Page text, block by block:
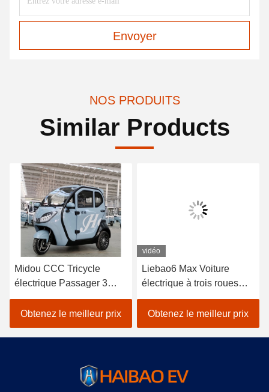
Envoyer
NOS PRODUITS
Similar Products
Midou CCC Tricycle
électrique Passager 3
roues Tricycle électrique
Pour Passager
Obtenez le meilleur prix
vidéo
Liebao6 Max Voiture
électrique à trois roues
électrique à trois roues
Obtenez le meilleur prix